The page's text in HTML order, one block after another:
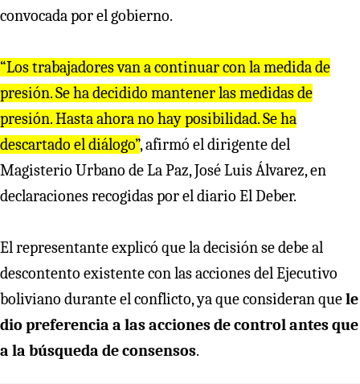
convocada por el gobierno.
“Los trabajadores van a continuar con la medida de
presión. Se ha decidido mantener las medidas de
presión. Hasta ahora no hay posibilidad. Se ha
descartado el diálogo”, afirmó el dirigente del
Magisterio Urbano de La Paz, José Luis Álvarez, en
declaraciones recogidas por el diario El Deber.
El representante explicó que la decisión se debe al
descontento existente con las acciones del Ejecutivo
boliviano durante el conflicto, ya que consideran quele
dio preferencia a las acciones de control antes que
a la búsqueda de consensos.